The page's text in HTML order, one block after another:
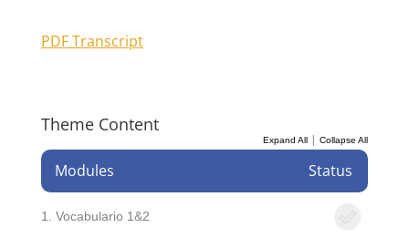
PDF Transcript
Theme Content
Expand All |Collapse All
Modules Status
1. Vocabulario 1&2